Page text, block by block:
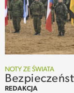
NOTY ZE ŚWIATA
REDAKCJA